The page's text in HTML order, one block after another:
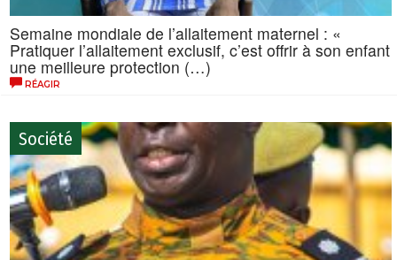
Semaine mondiale de l’allaitement maternel : «
Pratiquer l’allaitement exclusif, c’est offrir à son enfant
une meilleure protection (…)
RÉAGIR
Société